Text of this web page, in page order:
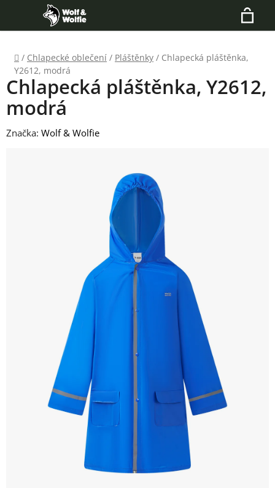
obsah
Hledat
Domů
/ Chlapecké oblečení / Pláštěnky / Chlapecká pláštěnka,
Y2612, modrá
Chlapecká pláštěnka, Y2612,
modrá
Značka: Wolf & Wolfie